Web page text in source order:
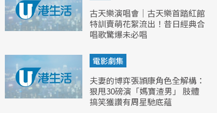
古天樂演唱會｜古天樂首踏紅館
特訓賣萌花絮流出！昔日經典合
唱歌驚爆未必唱
電影劇集
夫妻的博弈張頴康角色全解構：
狠甩30磅演「媽寶渣男」 肢體
搞笑獲讚有周星馳底蘊